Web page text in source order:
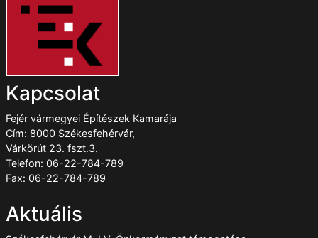
Kapcsolat
Fejér vármegyei Építészek Kamarája
Cím: 8000 Székesfehérvár,
Várkörút 23. fszt.3.
Telefon: 06-22-784-789
Fax: 06-22-784-789
Aktuális